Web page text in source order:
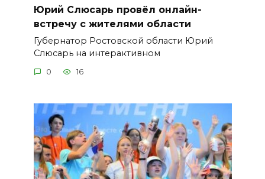
Юрий Слюсарь провёл онлайн-
встречу с жителями области
Губернатор Ростовской области Юрий
Слюсарь на интерактивном
0 16